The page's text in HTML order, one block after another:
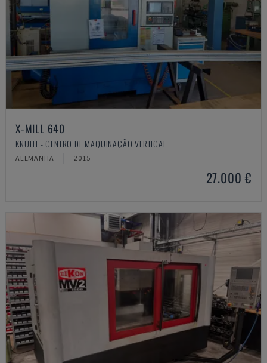
X-MILL 640
KNUTH - CENTRO DE MAQUINAÇÃO VERTICAL
ALEMANHA 2015
27.000 €